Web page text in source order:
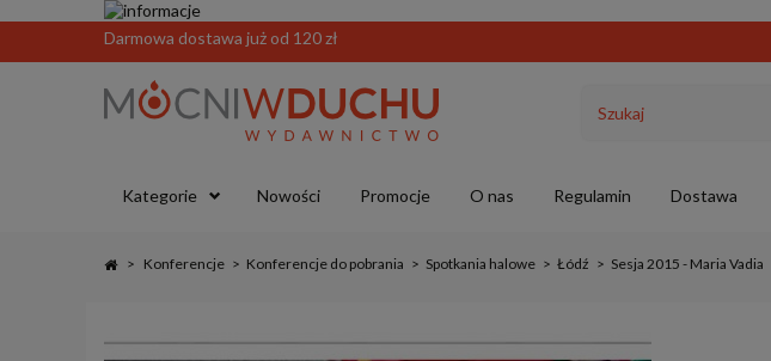
Darmowa dostawa już od 120 zł
Kategorie Nowości Promocje O nas Regulamin Dostawa
> Konferencje > Konferencje do pobrania > Spotkania halowe > Łódź > Sesja 2015 - Maria Vadia